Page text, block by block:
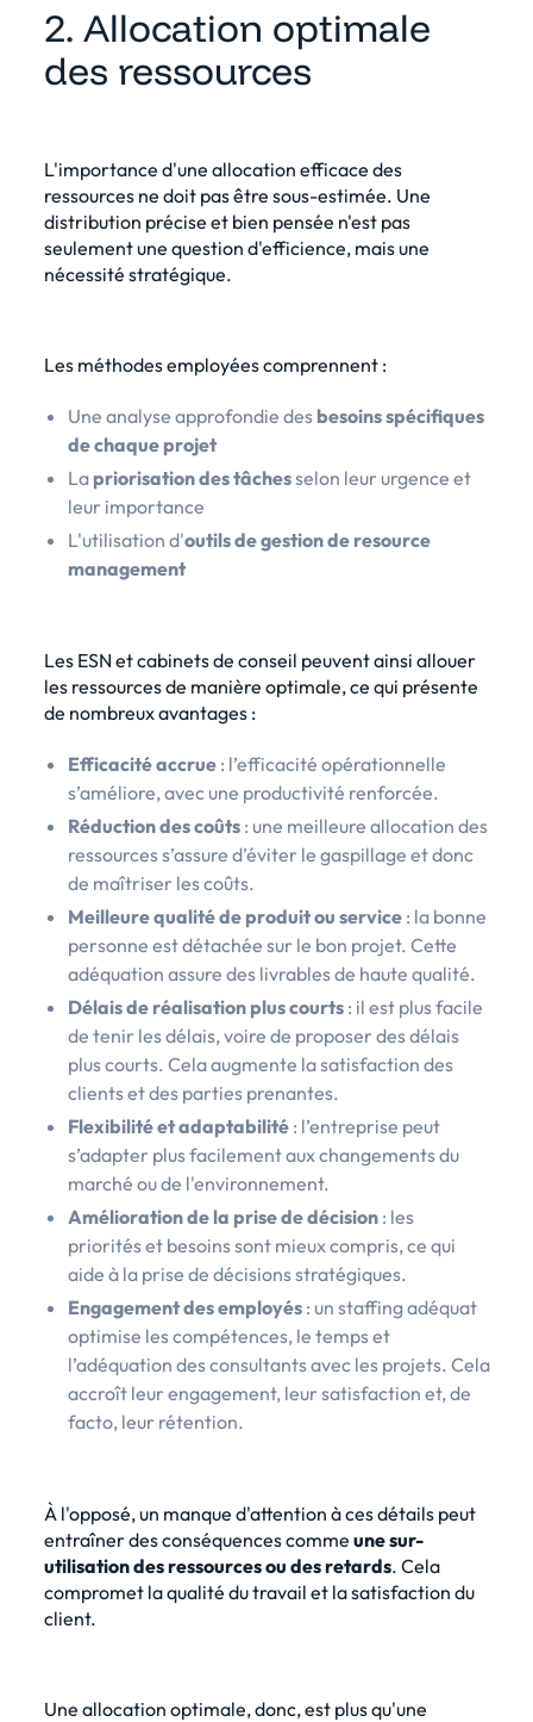
2. Allocation optimale
des ressources
L'importance d'une allocation efficace des
ressources ne doit pas être sous-estimée. Une
distribution précise et bien pensée n'est pas
seulement une question d'efficience, mais une
nécessité stratégique.
Les méthodes employées comprennent :
Une analyse approfondie des besoins spécifiques
de chaque projet
La priorisation des tâchesselon leur urgence et
leur importance
L'utilisation d'outils de gestion de resource
management
Les ESN et cabinets de conseil peuvent ainsi allouer
les ressources de manière optimale, ce qui présente
de nombreux avantages :
Efficacité accrue: l’efficacité opérationnelle
s’améliore, avec une productivité renforcée.
Réduction des coûts: une meilleure allocation des
ressources s’assure d’éviter le gaspillage et donc
de maîtriser les coûts.
Meilleure qualité de produit ou service: la bonne
personne est détachée sur le bon projet. Cette
adéquation assure des livrables de haute qualité.
Délais de réalisation plus courts: il est plus facile
de tenir les délais, voire de proposer des délais
plus courts. Cela augmente la satisfaction des
clients et des parties prenantes.
Flexibilité et adaptabilité: l’entreprise peut
s’adapter plus facilement aux changements du
marché ou de l'environnement.
Amélioration de la prise de décision: les
priorités et besoins sont mieux compris, ce qui
aide à la prise de décisions stratégiques.
Engagement des employés: un staffing adéquat
optimise les compétences, le temps et
l’adéquation des consultants avec les projets. Cela
accroît leur engagement, leur satisfaction et, de
facto, leur rétention.
À l'opposé, un manque d'attention à ces détails peut
entraîner des conséquences comme une sur-
utilisation des ressources ou des retards. Cela
compromet la qualité du travail et la satisfaction du
client.
Une allocation optimale, donc, est plus qu'une